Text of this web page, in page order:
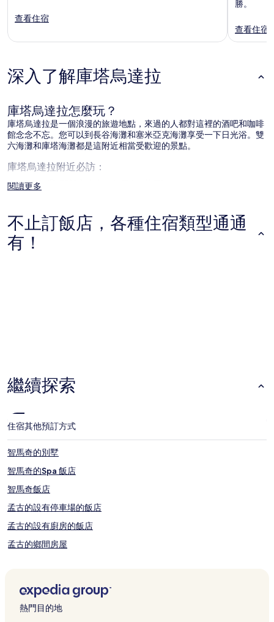
查看住宿
勝。
查看住宿
深入了解庫塔烏達拉
庫塔烏達拉怎麼玩？
庫塔烏達拉是一個浪漫的旅遊地點，來過的人都對這裡的酒吧和咖啡
館念念不忘。您可以到長谷海灘和塞米亞克海灘享受一下日光浴。雙
六海灘和庫塔海灘都是這附近相當受歡迎的景點。
庫塔烏達拉附近必訪：
長谷海灘 (距離市中心 3 公里/1.9 英里)
回音海灘 (距離市中心 2.9 公里/1.8 英里)
佩勒勒南海灘 (距離市中心 3 公里/1.9 英里)
巴圖波龍海灘 (距離市中心 3 公里/1.9 英里)
Nelayan Beach
Nyanyi 海灘
閱讀更多
不止訂飯店，各種住宿類型通通
有！
繼續探索
住宿其他預訂方式
智馬奇的別墅
智馬奇的Spa 飯店
智馬奇飯店
孟古的設有停車場的飯店
孟古的設有廚房的飯店
孟古的鄉間房屋
孟古 2 星級飯店
熱門目的地